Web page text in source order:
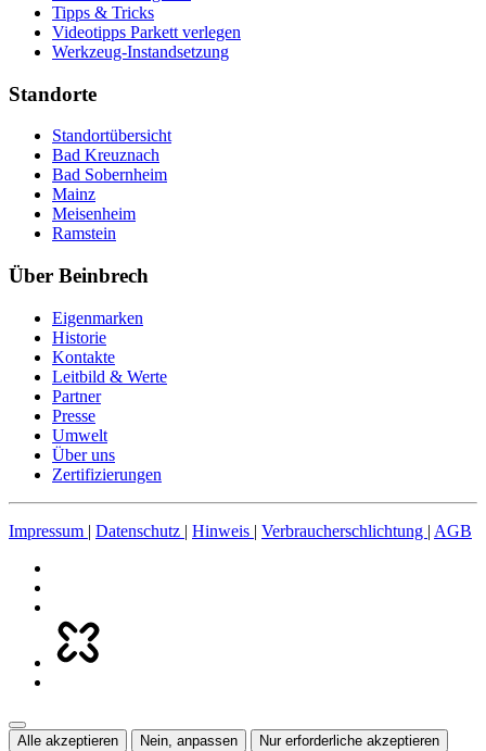
Tipps & Tricks
Videotipps Parkett verlegen
Werkzeug-Instandsetzung
Standorte
Standortübersicht
Bad Kreuznach
Bad Sobernheim
Mainz
Meisenheim
Ramstein
Über Beinbrech
Eigenmarken
Historie
Kontakte
Leitbild & Werte
Partner
Presse
Umwelt
Über uns
Zertifizierungen
Impressum | Datenschutz | Hinweis | Verbraucherschlichtung | AGB
Alle akzeptieren Nein, anpassen Nur erforderliche akzeptieren